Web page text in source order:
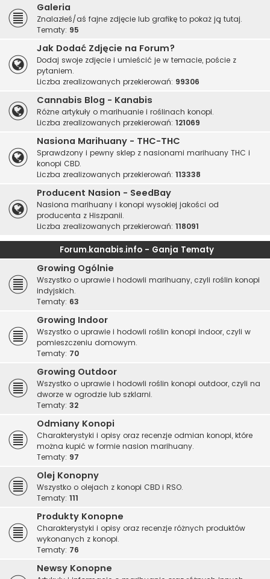
Galeria
Znalazłeś/aś fajne zdjęcie lub grafikę to pokaż ją tutaj.
Tematy: 95
Jak Dodać Zdjęcie na Forum?
Dodaj swoje zdjęcie i umieścić je w temacie, poście z
pytaniem.
Liczba zrealizowanych przekierowań: 99306
Cannabis Blog - Kanabis
Różne artykuły o marihuanie i roślinach konopi.
Liczba zrealizowanych przekierowań: 121069
Nasiona Marihuany - THC-THC
Sprawdzony i pewny sklep z nasionami marihuany THC i
konopi CBD.
Liczba zrealizowanych przekierowań: 113338
Producent Nasion - SeedBay
Nasiona marihuany i konopi wysokiej jakości od
producenta z Hiszpanii.
Liczba zrealizowanych przekierowań: 118091
Forum.kanabis.info - Ganja Tematy
Growing Ogólnie
Wszystko o uprawie i hodowli marihuany, czyli roślin konopi
indyjskich.
Tematy: 63
Growing Indoor
Wszystko o uprawie i hodowli roślin konopi indoor, czyli w
pomieszczeniu domowym.
Tematy: 70
Growing Outdoor
Wszystko o uprawie i hodowli roślin konopi outdoor, czyli na
dworze w ogrodzie lub szklarni.
Tematy: 32
Odmiany Konopi
Charakterystyki i opisy oraz recenzje odmian konopi, które
można kupić w formie nasion marihuany.
Tematy: 97
Olej Konopny
Wszystko o olejach z konopi CBD i RSO.
Tematy: 111
Produkty Konopne
Charakterystyki i opisy oraz recenzje różnych produktów
wykonanych z konopi.
Tematy: 76
Newsy Konopne